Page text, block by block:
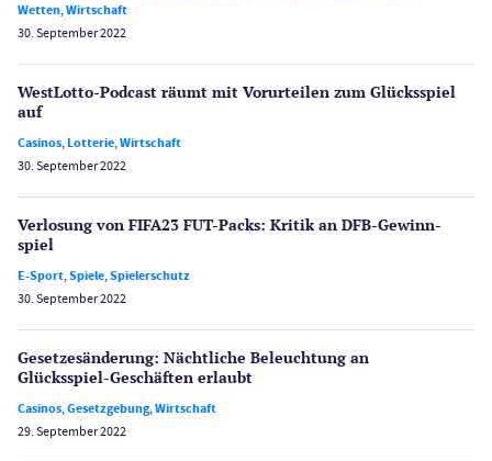
Wetten,Wirtschaft
30. September 2022
WestLotto-Podcast räumt mit Vorurteilen zum Glücksspiel
auf
Casinos,Lotterie,Wirtschaft
30. September 2022
Verlosung von FIFA23 FUT-Packs: Kritik an DFB-Gewinn­
spiel
E-Sport,Spiele,Spielerschutz
30. September 2022
Gesetzes­änderung: Nächtliche Beleuch­tung an
Glücksspiel-Geschäften erlaubt
Casinos,Gesetzgebung,Wirtschaft
29. September 2022